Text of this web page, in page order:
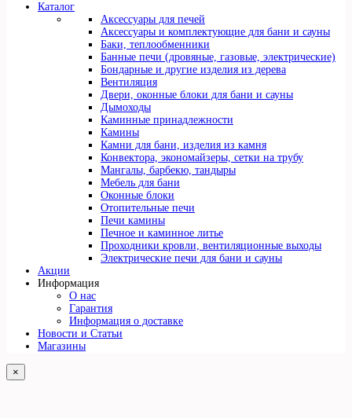
Каталог
Аксессуары для печей
Аксессуары и комплектующие для бани и сауны
Баки, теплообменники
Банные печи (дровяные, газовые, электрические)
Бондарные и другие изделия из дерева
Вентиляция
Двери, оконные блоки для бани и сауны
Дымоходы
Каминные принадлежности
Камины
Камни для бани, изделия из камня
Конвектора, экономайзеры, сетки на трубу
Мангалы, барбекю, тандыры
Мебель для бани
Оконные блоки
Отопительные печи
Печи камины
Печное и каминное литье
Проходники кровли, вeнтиляционные выходы
Электрические печи для бани и сауны
Акции
Информация
О нас
Гарантия
Информация о доставке
Новости и Статьи
Магазины
×